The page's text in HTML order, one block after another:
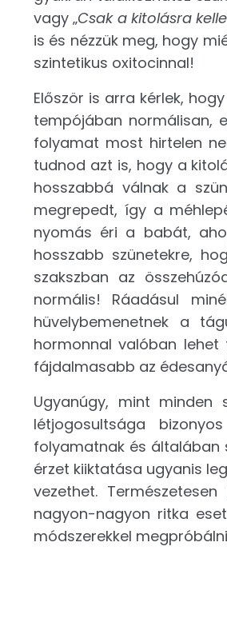
vagy „Csak a kitolásra
is és nézzük meg, hogy
szintetikus oxitocinnal!
Először is arra kérlek,
tempójában normálisan,
folyamat most hirtelen
tudnod azt is, hogy a
hosszabbá válnak a
megrepedt, így a
nyomás éri a babát,
hosszabb szünetekre,
szakszban az
normális! Ráadásul
hüvelybemenetnek a
hormonnal valóban
fájdalmasabb az
Ugyanúgy, mint minden
létjogosultsága
folyamatnak és általában
érzet kiiktatása ugyanis
vezethet.
nagyon-nagyon ritka
módszerekkel